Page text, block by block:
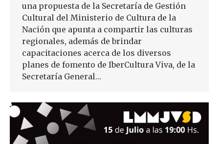
una propuesta de la Secretaría de Gestión
Cultural del Ministerio de Cultura de la
Nación que apunta a compartir las culturas
regionales, además de brindar
capacitaciones acerca de los diversos
planes de fomento de IberCultura Viva, de la
Secretaría General…